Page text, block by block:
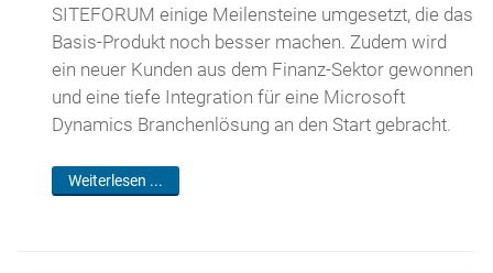
SITEFORUM einige Meilensteine umgesetzt, die das
Basis-Produkt noch besser machen. Zudem wird
ein neuer Kunden aus dem Finanz-Sektor gewonnen
und eine tiefe Integration für eine Microsoft
Dynamics Branchenlösung an den Start gebracht.
Weiterlesen ...